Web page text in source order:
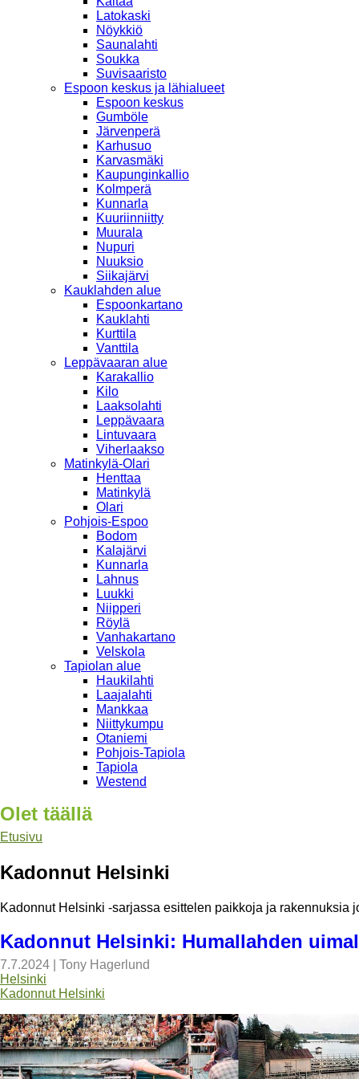
Latokaski
Nöykkiö
Saunalahti
Soukka
Suvisaaristo
Espoon keskus ja lähialueet
Espoon keskus
Gumböle
Järvenperä
Karhusuo
Karvasmäki
Kaupunginkallio
Kolmperä
Kunnarla
Kuuriinniitty
Muurala
Nupuri
Nuuksio
Siikajärvi
Kauklahden alue
Espoonkartano
Kauklahti
Kurttila
Vanttila
Leppävaaran alue
Karakallio
Kilo
Laaksolahti
Leppävaara
Lintuvaara
Viherlaakso
Matinkylä-Olari
Henttaa
Matinkylä
Olari
Pohjois-Espoo
Bodom
Kalajärvi
Kunnarla
Lahnus
Luukki
Niipperi
Röylä
Vanhakartano
Velskola
Tapiolan alue
Haukilahti
Laajalahti
Mankkaa
Niittykumpu
Otaniemi
Pohjois-Tapiola
Tapiola
Westend
Olet täällä
Etusivu
Kadonnut Helsinki
Kadonnut Helsinki -sarjassa esittelen paikkoja ja rakennuksia
Kadonnut Helsinki: Humallahden
7.7.2024
Tony Hagerlund
Helsinki
Kadonnut Helsinki